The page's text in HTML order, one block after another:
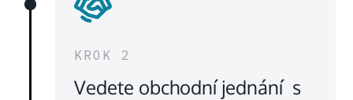
KROK 2
Vedete obchodní jednání s